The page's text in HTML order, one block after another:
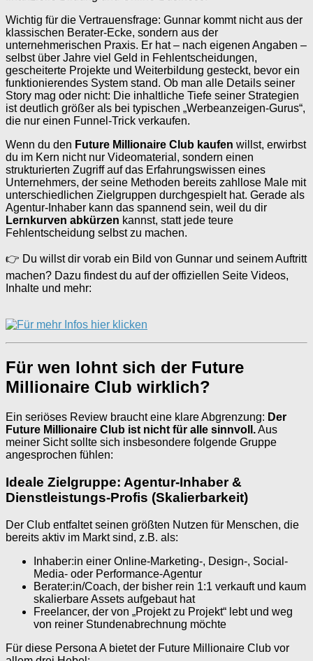
Wichtig für die Vertrauensfrage: Gunnar kommt nicht aus der
klassischen Berater-Ecke, sondern aus der
unternehmerischen Praxis. Er hat – nach eigenen Angaben –
selbst über Jahre viel Geld in Fehlentscheidungen,
gescheiterte Projekte und Weiterbildung gesteckt, bevor ein
funktionierendes System stand. Ob man alle Details seiner
Story mag oder nicht: Die inhaltliche Tiefe seiner Strategien
ist deutlich größer als bei typischen „Werbeanzeigen-Gurus“,
die nur einen Funnel-Trick verkaufen.
Wenn du den Future Millionaire Club kaufen willst, erwirbst
du im Kern nicht nur Videomaterial, sondern einen
strukturierten Zugriff auf das Erfahrungswissen eines
Unternehmers, der seine Methoden bereits zahllose Male mit
unterschiedlichen Zielgruppen durchgespielt hat. Gerade als
Agentur-Inhaber kann das spannend sein, weil du dir
Lernkurven abkürzen kannst, statt jede teure
Fehlentscheidung selbst zu machen.
👉 Du willst dir vorab ein Bild von Gunnar und seinem Auftritt
machen? Dazu findest du auf der offiziellen Seite Videos,
Inhalte und mehr:
Für wen lohnt sich der Future
Millionaire Club wirklich?
Ein seriöses Review braucht eine klare Abgrenzung: Der
Future Millionaire Club ist nicht für alle sinnvoll.Aus
meiner Sicht sollte sich insbesondere folgende Gruppe
angesprochen fühlen:
Ideale Zielgruppe: Agentur-Inhaber &
Dienstleistungs-Profis (Skalierbarkeit)
Der Club entfaltet seinen größten Nutzen für Menschen, die
bereits aktiv im Markt sind, z.B. als:
Inhaber:in einer Online-Marketing-, Design-, Social-
Media- oder Performance-Agentur
Berater:in/Coach, der bisher rein 1:1 verkauft und kaum
skalierbare Assets aufgebaut hat
Freelancer, der von „Projekt zu Projekt“ lebt und weg
von reiner Stundenabrechnung möchte
Für diese Persona A bietet der Future Millionaire Club vor